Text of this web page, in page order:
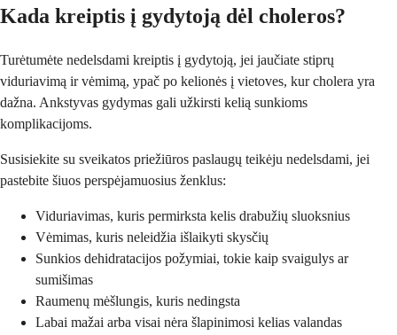
Kada kreiptis į gydytoją dėl choleros?
Turėtumėte nedelsdami kreiptis į gydytoją, jei jaučiate stiprų
viduriavimą ir vėmimą, ypač po kelionės į vietoves, kur cholera yra
dažna. Ankstyvas gydymas gali užkirsti kelią sunkioms
komplikacijoms.
Susisiekite su sveikatos priežiūros paslaugų teikėju nedelsdami, jei
pastebite šiuos perspėjamuosius ženklus:
Viduriavimas, kuris permirksta kelis drabužių sluoksnius
Vėmimas, kuris neleidžia išlaikyti skysčių
Sunkios dehidratacijos požymiai, tokie kaip svaigulys ar
sumišimas
Raumenų mėšlungis, kuris nedingsta
Labai mažai arba visai nėra šlapinimosi kelias valandas